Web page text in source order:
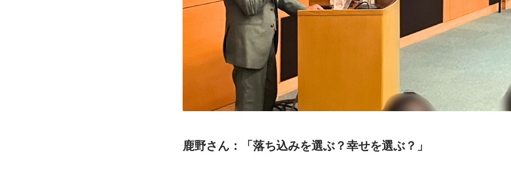
鹿野さん ：「落ち込みを選ぶ？幸せを選ぶ？」